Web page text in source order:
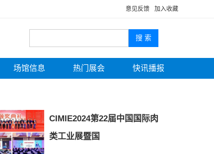
意见反馈 加入收藏
场馆信息 热门展会 快讯播报
CIMIE2024第22届中国国际肉
类工业展暨国